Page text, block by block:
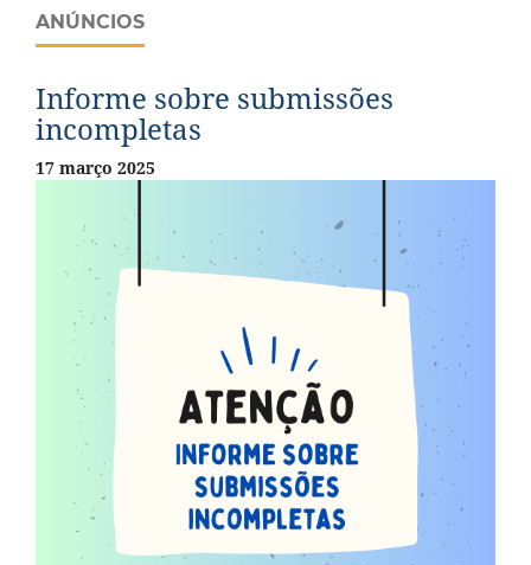
ANÚNCIOS
Informe sobre submissões
incompletas
17 março 2025